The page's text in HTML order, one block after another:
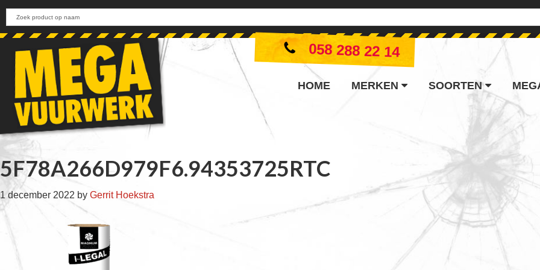
primary
navigation
main
content
primary
sidebar
footer
058 288 22 14
HOME MERKEN SOORTEN
5F78A266D979F6.94353725RTC
1 december 2022 by Gerrit Hoekstra